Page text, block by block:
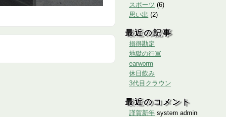
スポーツ (6)
思い出 (2)
最近の記事
損得勘定
地獄の行軍
earworm
休日飲み
3代目クラウン
最近のコメント
謹賀新年 system admin